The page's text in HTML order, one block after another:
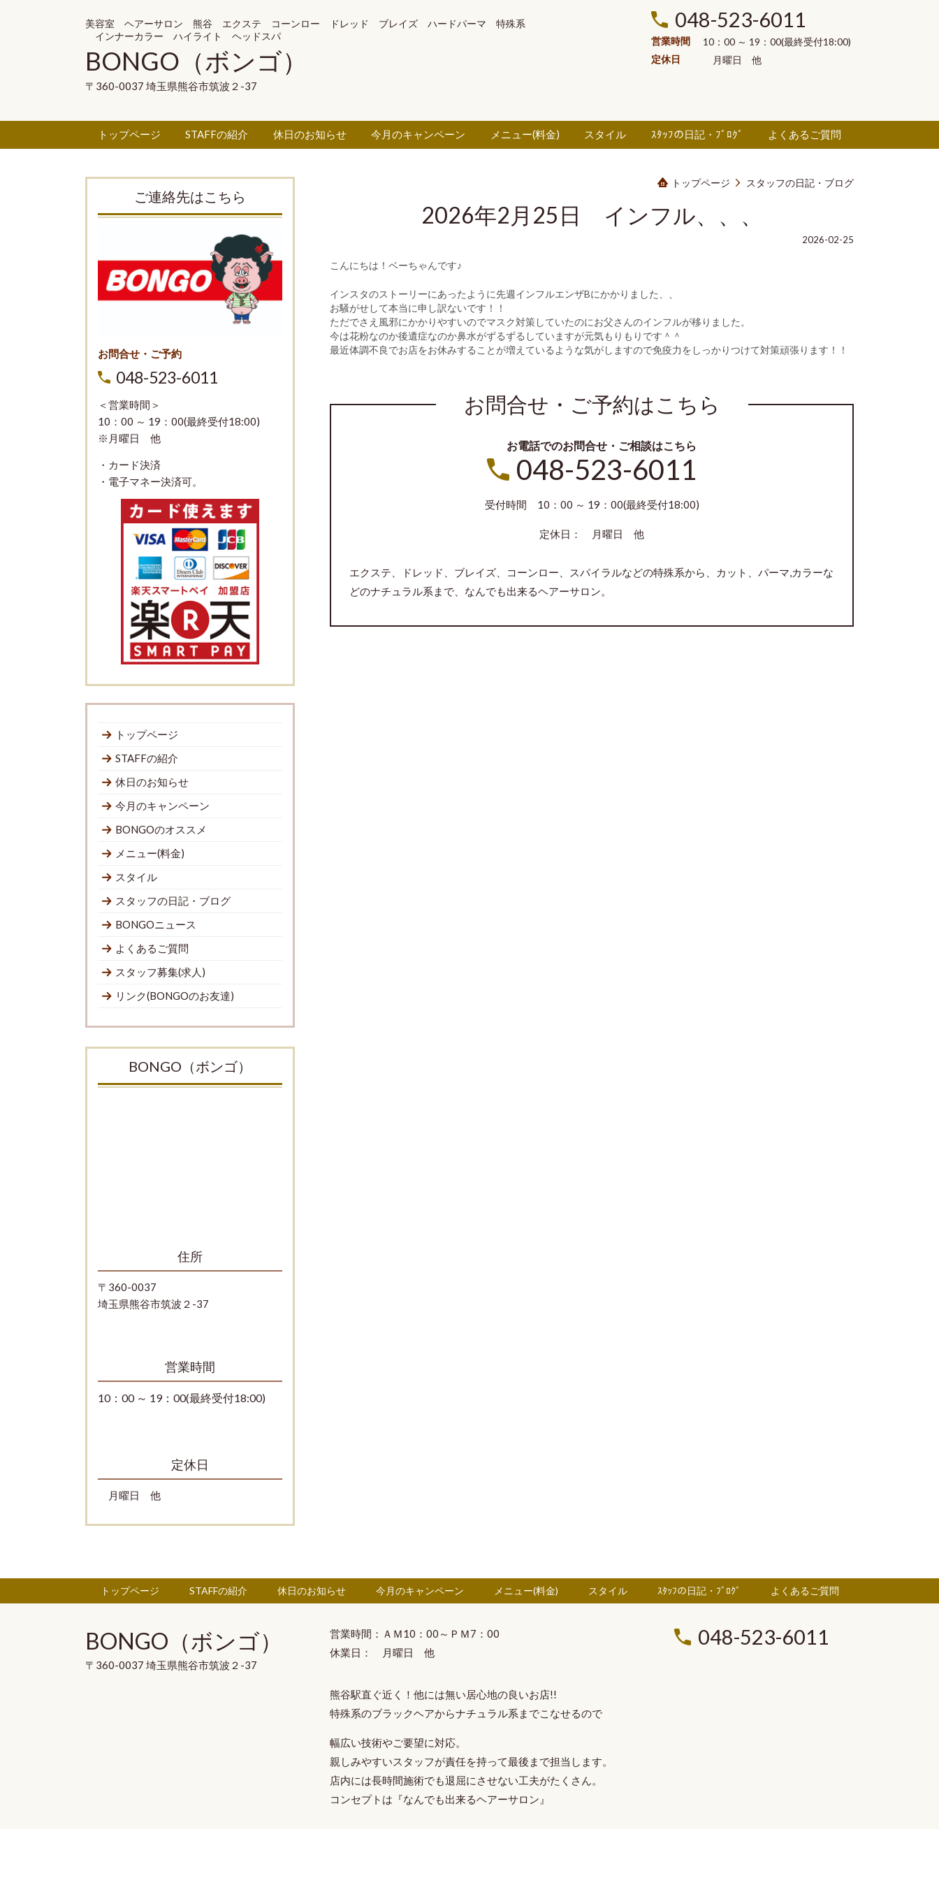
美容室 ヘアーサロン 熊谷 エクステ コーンロー ドレッド ブレイズ ハードパーマ 特殊系
インナーカラー ハイライト ヘッドスパ
BONGO（ボンゴ）
〒360-0037 埼玉県熊谷市筑波２-37
048-523-6011
営業時間
10：00 ～ 19：00(最終受付18:00)
定休日
月曜日 他
トップページ STAFFの紹介 休日のお知らせ 今月のキャンペーン メニュー(料金) スタイル ｽﾀｯﾌの日記・ﾌﾞﾛｸﾞ よくあるご質問
トップページ スタッフの日記・ブログ
2026年2月25日 インフル、、、
2026-02-25
こんにちは！ベーちゃんです♪
インスタのストーリーにあったように先週インフルエンザBにかかりました、、
お騒がせして本当に申し訳ないです！！
ただでさえ風邪にかかりやすいのでマスク対策していたのにお父さんのインフルが移りました。
今は花粉なのか後遺症なのか鼻水がずるずるしていますが元気もりもりです＾＾
最近体調不良でお店をお休みすることが増えているような気がしますので免疫力をしっかりつけて対策頑張ります！！
お問合せ・ご予約はこちら
お電話でのお問合せ・ご相談はこちら
048-523-6011
受付時間 10：00 ～ 19：00(最終受付18:00)
定休日： 月曜日 他
エクステ、ドレッド、ブレイズ、コーンロー、スパイラルなどの特殊系から、カット、パーマ,カラーな
どのナチュラル系まで、なんでも出来るヘアーサロン。
ご連絡先はこちら
お問合せ・ご予約
048-523-6011
＜営業時間＞
10：00 ～ 19：00(最終受付18:00)
※月曜日 他
・カード決済
・電子マネー決済可。
トップページ
STAFFの紹介
休日のお知らせ
今月のキャンペーン
BONGOのオススメ
メニュー(料金)
スタイル
スタッフの日記・ブログ
BONGOニュース
よくあるご質問
スタッフ募集(求人)
リンク(BONGOのお友達)
BONGO（ボンゴ）
住所
〒360-0037
埼玉県熊谷市筑波２-37
営業時間
10：00 ～ 19：00(最終受付18:00)
定休日
月曜日 他
トップページ STAFFの紹介 休日のお知らせ 今月のキャンペーン メニュー(料金) スタイル ｽﾀｯﾌの日記・ﾌﾞﾛｸﾞ よくあるご質問
BONGO（ボンゴ）
〒360-0037 埼玉県熊谷市筑波２-37
営業時間：ＡＭ10：00～ＰＭ7：00
休業日： 月曜日 他
熊谷駅直ぐ近く！他には無い居心地の良いお店!!
特殊系のブラックヘアからナチュラル系 までこなせるので
幅広い技術やご要望に対応。
親しみやすいスタッフが責任を持って最後まで担当 します。
店内には長時間施術でも退屈にさせない工夫がたくさん。
コンセプトは 『なんでも出来るヘアーサロン』
048-523-6011